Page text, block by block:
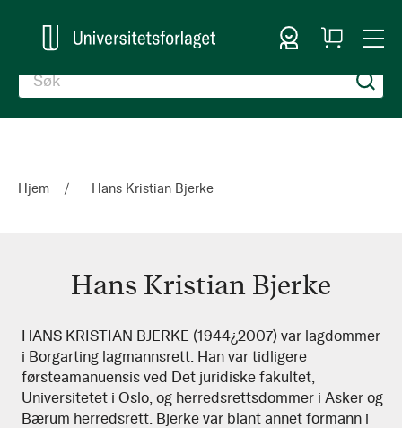
Logg inn
Handlekurv
Hjem Hans Kristian Bjerke
Hans Kristian Bjerke
Hans
Kristian
Bjerke
HANS KRISTIAN BJERKE (1944¿2007) var lagdommer
i Borgarting lagmannsrett. Han var tidligere
førsteamanuensis ved Det juridiske fakultet,
Universitetet i Oslo, og herredsrettsdommer i Asker og
Bærum herredsrett. Bjerke var blant annet formann i